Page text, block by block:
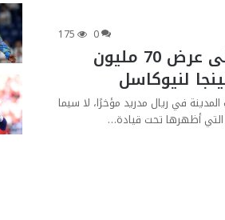
0
175
ريال مدريد يرد على عرض 70 مليون
لنيوكاسل
في ريال مدريد مؤخرًا، لا سيما
التي أظهرها تحت قيادة…